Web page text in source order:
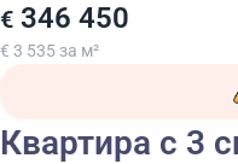
€ 346 450
€ 3 535 за м²
Квартира с 3